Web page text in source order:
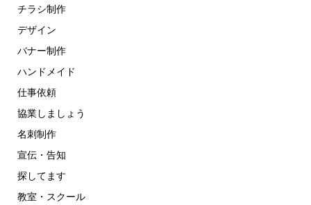
チラシ制作
デザイン
バナー制作
ハンドメイド
仕事依頼
協業しましょう
名刺制作
宣伝・告知
探してます
教室・スクール